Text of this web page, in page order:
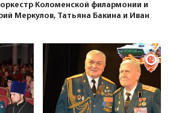
Коломенской филармонии и
Меркулов, Татьяна Бакина и Иван